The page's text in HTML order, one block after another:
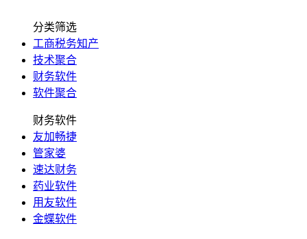
分类筛选
工商税务知产
技术聚合
财务软件
软件聚合
财务软件
友加畅捷
管家婆
速达财务
药业软件
用友软件
金蝶软件